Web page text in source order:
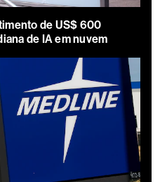
de US$ 600
de IA em nuvem